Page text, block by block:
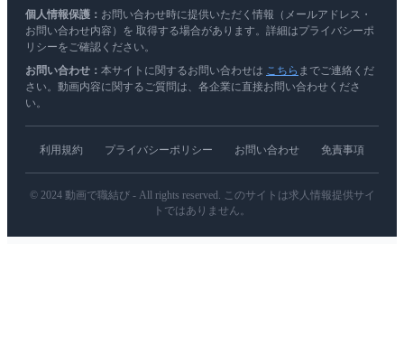
個人情報保護： お問い合わせ時に提供いただく情報（メールアドレス・
お問い合わせ内容）を 取得する場合があります。詳細はプライバシーポ
リシーをご確認ください。
お問い合わせ： 本サイトに関するお問い合わせは こちら までご連絡くだ
さい。動画内容に関するご質問は、各企業に直接お問い合わせくださ
い。
利用規約 プライバシーポリシー お問い合わせ 免責事項
© 2024 動画で職結び - All rights reserved. このサイトは求人情報提供サイ
トではありません。